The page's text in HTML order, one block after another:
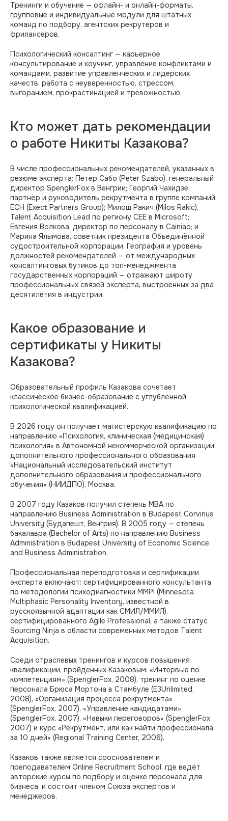
Тренинги и обучение — офлайн- и онлайн-форматы,
групповые и индивидуальные модули для штатных
команд по подбору, агентских рекрутеров и
фрилансеров.
Психологический консалтинг — карьерное
консультирование и коучинг, управление конфликтами и
командами, развитие управленческих и лидерских
качеств, работа с неуверенностью, стрессом,
выгоранием, прокрастинацией и тревожностью.
Кто может дать рекомендации
о работе Никиты Казакова?
В числе профессиональных рекомендателей, указанных в
резюме эксперта: Петер Сабо (Peter Szabo), генеральный
директор SpenglerFox в Венгрии; Георгий Чахидзе,
партнёр и руководитель рекрутмента в группе компаний
ЕСН (Exect Partners Group); Милош Ракич (Milos Rakic),
Talent Acquisition Lead по региону CEE в Microsoft;
Евгения Волкова, директор по персоналу в Cainiao; и
Марина Ялымова, советник президента Объединённой
судостроительной корпорации. География и уровень
должностей рекомендателей — от международных
консалтинговых бутиков до топ-менеджмента
государственных корпораций — отражают широту
профессиональных связей эксперта, выстроенных за два
десятилетия в индустрии.
Какое образование и
сертификаты у Никиты
Казакова?
Образовательный профиль Казакова сочетает
классическое бизнес-образование с углублённой
психологической квалификацией.
В 2026 году он получает магистерскую квалификацию по
направлению «Психология, клиническая (медицинская)
психология» в Автономной некоммерческой организации
дополнительного профессионального образования
«Национальный исследовательский институт
дополнительного образования и профессионального
обучения» (НИИДПО), Москва.
В 2007 году Казаков получил степень MBA по
направлению Business Administration в Budapest Corvinus
University (Будапешт, Венгрия). В 2005 году — степень
бакалавра (Bachelor of Arts) по направлению Business
Administration в Budapest University of Economic Science
and Business Administration.
Профессиональная переподготовка и сертификации
эксперта включают: сертифицированного консультанта
по методологии психодиагностики MMPI (Minnesota
Multiphasic Personality Inventory, известной в
русскоязычной адаптации как СМИЛ/ММИЛ),
сертифицированного Agile Professional, а также статус
Sourcing Ninja в области современных методов Talent
Acquisition.
Среди отраслевых тренингов и курсов повышения
квалификации, пройденных Казаковым: «Интервью по
компетенциям» (SpenglerFox, 2008), тренинг по оценке
персонала Брюса Мортона в Стамбуле (E3Unlimited,
2008), «Организация процесса рекрутмента»
(SpenglerFox, 2007), «Управление кандидатами»
(SpenglerFox, 2007), «Навыки переговоров» (SpenglerFox,
2007) и курс «Рекрутмент, или как найти профессионала
за 10 дней» (Regional Training Center, 2006).
Казаков также является сооснователем и
преподавателем Online Recruitment School, где ведёт
авторские курсы по подбору и оценке персонала для
бизнеса, и состоит членом Союза экспертов и
менеджеров.
Лидеры России
Эксперты
Мы в Max
HR-Архитектор
© 2026. Все права защищены
Мы собираем куки. Вот согласие на
обработку персональных данных